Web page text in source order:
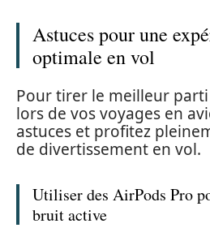
Astuces pour une
optimale en vol
Pour tirer le meilleur
lors de vos voyages en
astuces et profitez
de divertissement en vol.
Utiliser des AirPods Pro
bruit active